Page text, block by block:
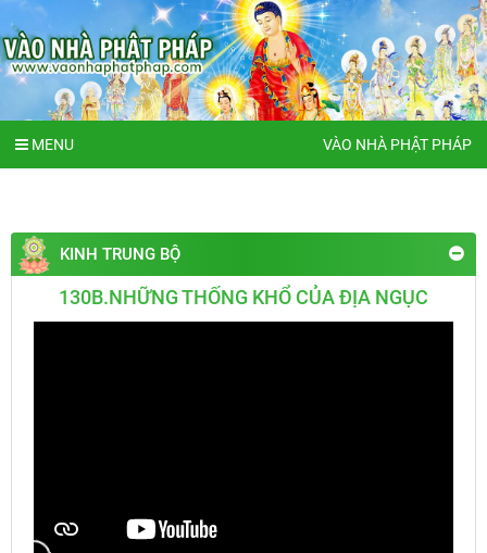
MENU VÀO NHÀ PHẬT PHÁP
KINH TRUNG BỘ
130B.NHỮNG THỐNG KHỔ CỦA ĐỊA NGỤC